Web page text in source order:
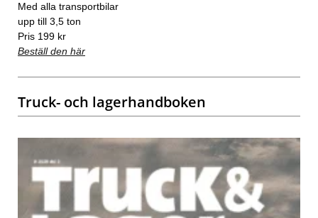
Med alla transportbilar
upp till 3,5 ton
Pris 199 kr
Beställ den här
Truck- och lagerhandboken